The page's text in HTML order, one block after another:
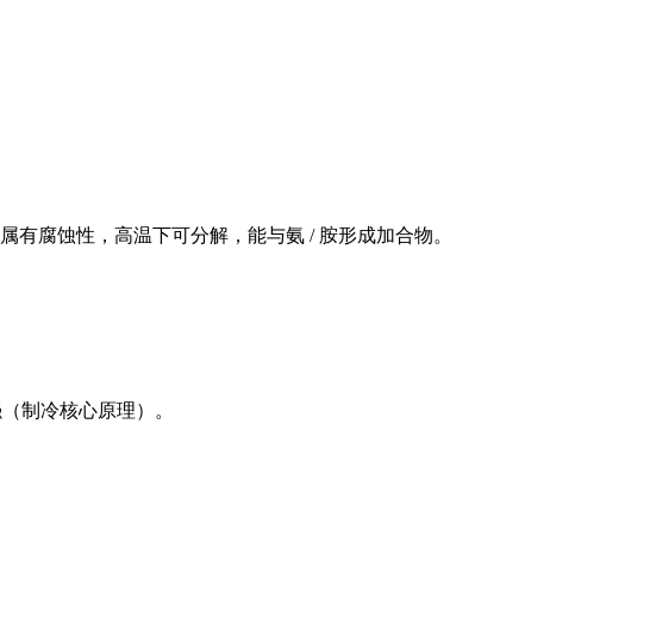
有腐蚀性，高温下可分解，能与氨 / 胺形成加合物。
制冷核心原理）。